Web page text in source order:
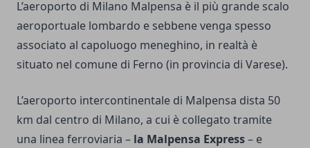
L’aeroporto di Milano Malpensa è il più grande scalo
aeroportuale lombardo e sebbene venga spesso
associato al capoluogo meneghino, in realtà è
situato nel comune di Ferno (in provincia di Varese).
L’aeroporto intercontinentale di Malpensa dista 50
km dal centro di Milano, a cui è collegato tramite
una linea ferroviaria – la Malpensa Express– e